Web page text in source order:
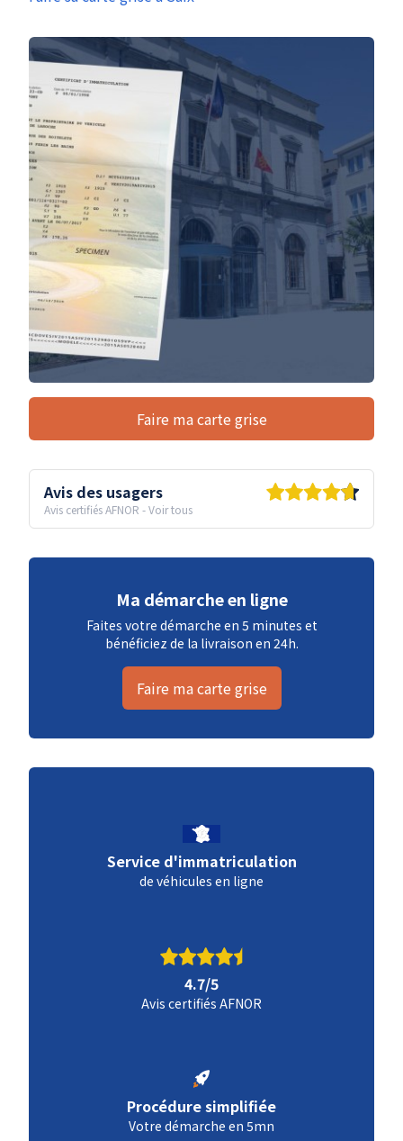
Faire ma carte grise
Avis des usagers
Avis certifiés AFNOR -Voir tous
Ma démarche en ligne
Faites votre démarche en 5 minutes et
bénéficiez de la livraison en 24h.
Faire ma carte grise
Service d'immatriculation
de véhicules en ligne
4.7/5
Avis certifiés AFNOR
Procédure simplifiée
Votre démarche en 5mn